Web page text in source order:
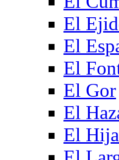
El
El
El
El Gor
El
El